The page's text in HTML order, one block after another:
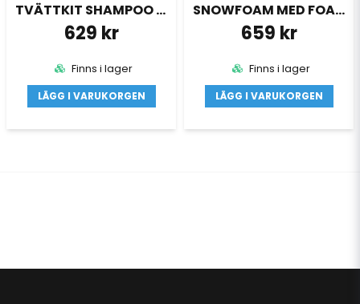
TVÄTTKIT SHAMPOO TVÄTTHANDSKE & DUK
629 kr
Finns i lager
LÄGG I VARUKORGEN
SNOWFOAM MED FOAMLANCE
659 kr
Finns i lager
LÄGG I VARUKORGEN